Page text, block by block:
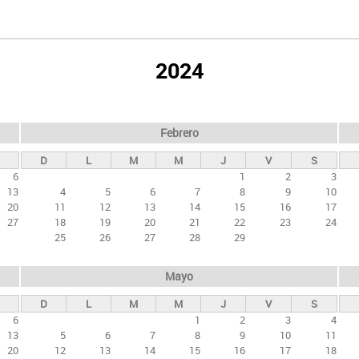
2024
6
13
20
27
Febrero
D L M M J V
S
1
2
3
4
5 6 7 8 9
10
11
12 13 14 15 16
17
18
19 20 21 22 23
24
25
26 27 28 29
6
13
20
Mayo
D L M M J V
S
1
2 3
4
5
6 7 8 9 10
11
12
13 14 15 16 17
18